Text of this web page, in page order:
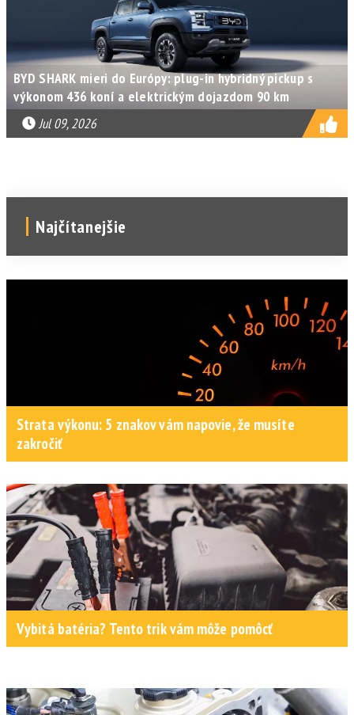
BYD SHARK mieri do Európy: plug-in hybridný pickup s
výkonom 436 koní a elektrickým dojazdom 90 km
Jul 09, 2026
Najčítanejšie
Strata výkonu: 5 znakov vám napovie, že musíte
zakročiť
Vybitá batéria? Tento trik vám môže pomôcť